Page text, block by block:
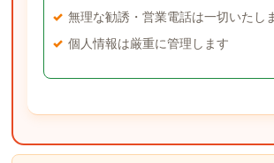
無理な勧誘・営業電話は一切いたし
個人情報は厳重に管理します